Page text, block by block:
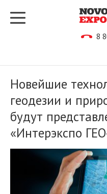
8
Новейшие
геодезии и
будут
«Интерэкспо